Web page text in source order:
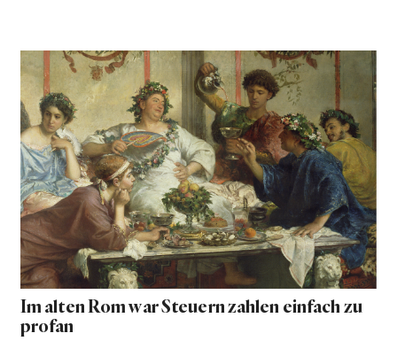
Im alten Rom war Steuern zahlen einfach zu
profan